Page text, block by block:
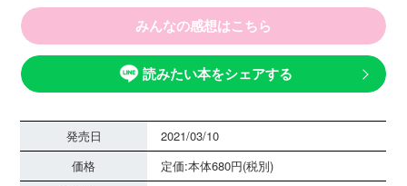
みんなの感想はこちら
読みたい本をシェアする
発売日
2021/03/10
価格
定価:本体680円(税別)